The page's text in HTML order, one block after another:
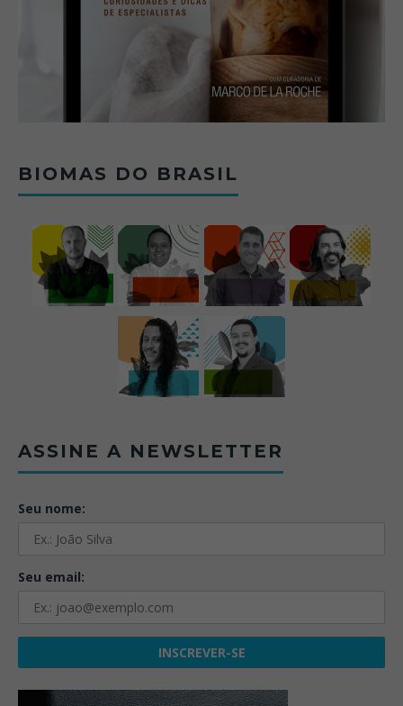
BIOMAS DO BRASIL
ASSINE A NEWSLETTER
Seu nome:
Seu email: